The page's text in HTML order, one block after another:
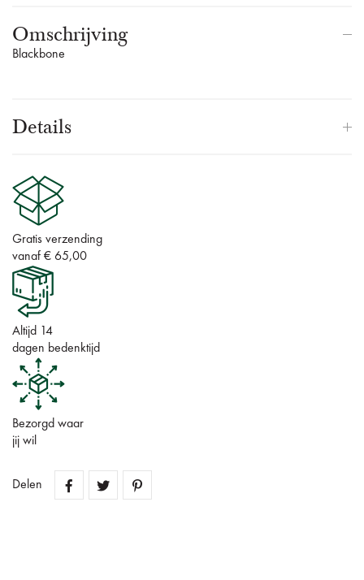
Omschrijving
Blackbone
Details
Gratis verzending
vanaf € 65,00
Altijd 14
dagen bedenktijd
Bezorgd waar
jij wil
Delen